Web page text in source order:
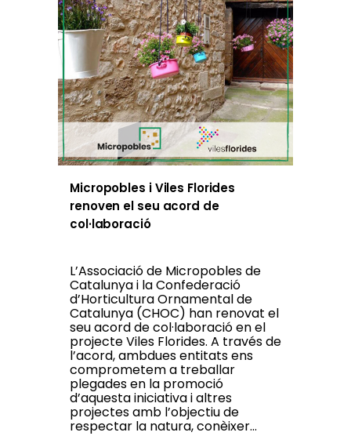
Micropobles i Viles Florides
renoven el seu acord de
col·laboració
L’Associació de Micropobles de
Catalunya i la Confederació
d’Horticultura Ornamental de
Catalunya (CHOC) han renovat el
seu acord de col·laboració en el
projecte Viles Florides. A través de
l’acord, ambdues entitats ens
comprometem a treballar
plegades en la promoció
d’aquesta iniciativa i altres
projectes amb l’objectiu de
respectar la natura, conèixer...